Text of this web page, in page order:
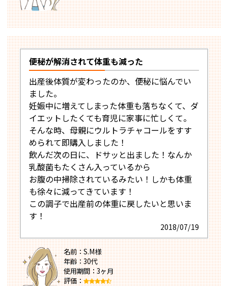
便秘が解消されて体重も減った
出産後体質が変わったのか、便秘に悩んでい
ました。
妊娠中に増えてしまった体重も落ちなくて、ダ
イエットしたくても育児に家事に忙しくて。
そんな時、母親にウルトラチャコールをすす
められて即購入しました！
飲んだ次の日に、ドサッと出ました！なんか
乳酸菌もたくさん入っているから
お腹の中掃除されているみたい！しかも体重
も徐々に減ってきています！
この調子で出産前の体重に戻したいと思いま
す！
2018/07/19
名前：S.M様
年齢：30代
使用期間：3ヶ月
評価：